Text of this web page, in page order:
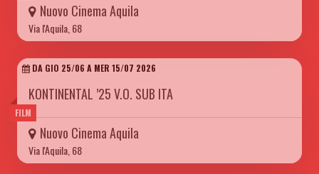
Nuovo Cinema Aquila
Via l'Aquila, 68
FILM
DA GIO 25/06 A MER 15/07 2026
KONTINENTAL ’25 V.O. SUB ITA
Nuovo Cinema Aquila
Via l'Aquila, 68